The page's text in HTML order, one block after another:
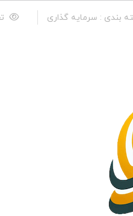
بندی : سرمایه گذاری